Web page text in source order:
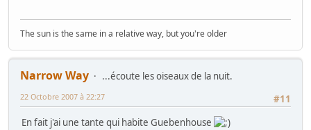
The sun is the same in a relative way, but you're older
Narrow Way
...écoute les oiseaux de la nuit.
#11
22 Octobre 2007 à 22:27
En fait j'ai une tante qui habite Guebenhouse